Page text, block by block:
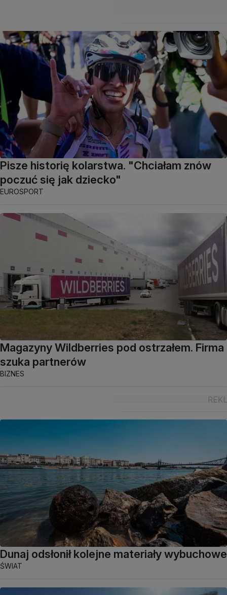
Pisze historię kolarstwa. "Chciałam znów
poczuć się jak dziecko"
EUROSPORT
Magazyny Wildberries pod ostrzałem. Firma
szuka partnerów
BIZNES
Dunaj odsłonił kolejne materiały wybuchowe
ŚWIAT